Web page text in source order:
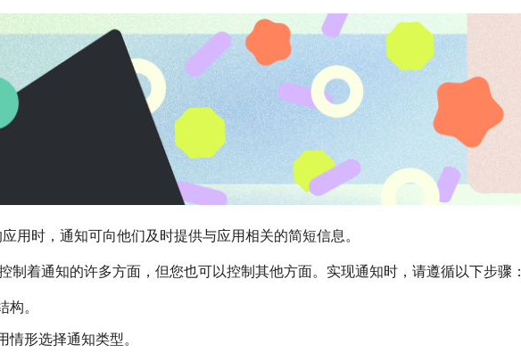
用时，通知可向他们及时提供与应用相关的简短信息。
制着通知的许多方面，但您也可以控制其他方面。实现通知时，请遵循以下步骤：
构。
情形选择通知类型。